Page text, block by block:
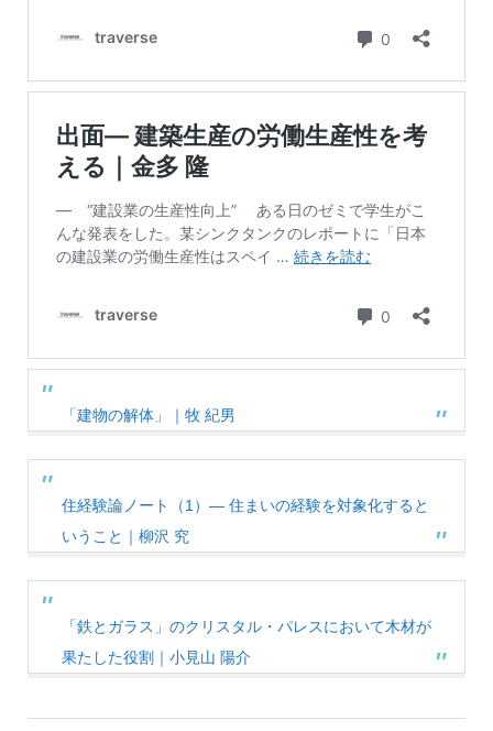
「建物の解体」｜牧 紀男
住経験論ノート（1）— 住まいの経験を対象化すると
いうこと｜柳沢 究
「鉄とガラス」のクリスタル・パレスにおいて木材が
果たした役割｜小見山 陽介